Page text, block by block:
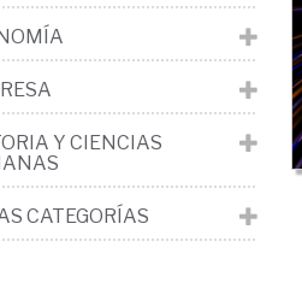
Y CIENCIAS
CATEGORÍAS